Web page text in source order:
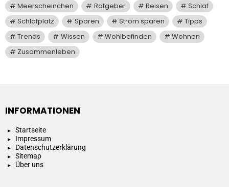
Meerscheinchen
Ratgeber Reisen
Schlaf
Schlafplatz
Sparen Strom sparen
Tipps
Trends
Wissen Wohlbefinden
Wohnen
Zusammenleben
INFORMATIONEN
Startseite
Impressum
Datenschutzerklärung
Sitemap
Über uns